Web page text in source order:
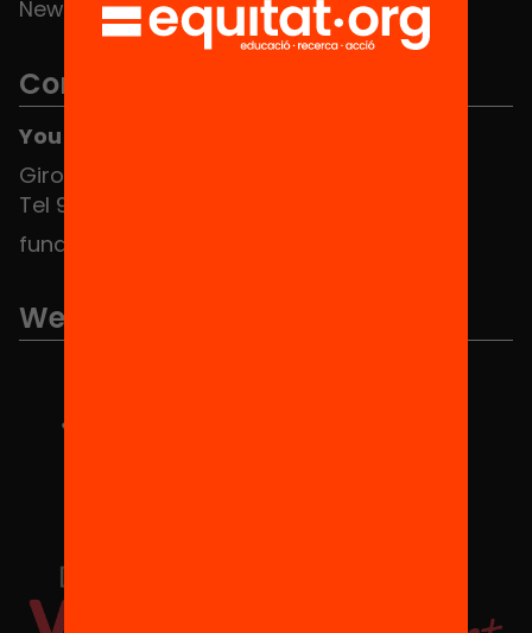
News
Contact
You can find us at the Social HUB
Girona 34, interior 08010 Barcelona
Tel 934 588 700
fundacio@equitat.org
We are part of...